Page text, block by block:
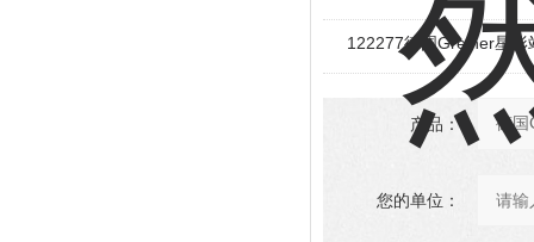
122277德国Greiner星形
产品：
您的单位：